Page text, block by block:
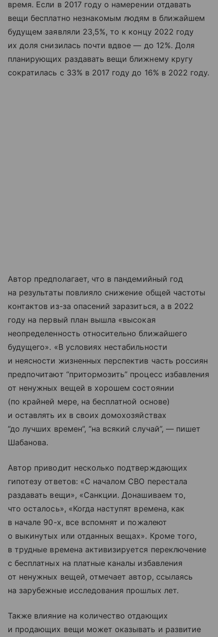
время. Если в 2017 году о намерении отдавать
вещи бесплатно незнакомым людям в ближайшем
будущем заявляли 23,5%, то к концу 2022 году
их доля снизилась почти вдвое — до 12%. Доля
планирующих раздавать вещи ближнему кругу
сократилась с 33% в 2017 году до 16% в 2022 году.
Автор предполагает, что в пандемийный год
на результаты повлияло снижение общей частоты
контактов из-за опасений заразиться, а в 2022
году на первый план вышла «высокая
неопределенность относительно ближайшего
будущего». «В условиях нестабильности
и неясности жизненных перспектив часть россиян
предпочитают “притормозить” процесс избавления
от ненужных вещей в хорошем состоянии
(по крайней мере, на бесплатной основе)
и оставлять их в своих домохозяйствах
“до лучших времен”, “на всякий случай”, — пишет
Шабанова.
Автор приводит несколько подтверждающих
гипотезу ответов: «С началом СВO перестала
раздавать вещи», «Санкции. Донашиваем то,
что осталось», «Когда наступят времена, как
в начале 90-х, все вспомнят и пожалеют
о выкинутых или отданных вещах». Кроме того,
в трудные времена активизируется переключение
с бесплатных на платные каналы избавления
от ненужных вещей, отмечает автор, ссылаясь
на зарубежные исследования прошлых лет.
Также влияние на количество отдающих
и продающих вещи может оказывать и развитие